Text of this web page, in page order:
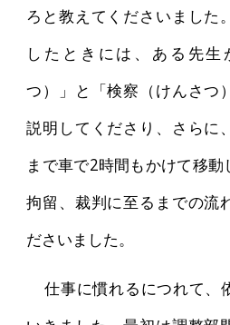
ろと教えてくださいました
したときには、ある先生
つ）」と「検察（けんさつ
説明してくださり、さらに
まで車で2時間もかけて移
拘留、裁判に至るまでの流
ださいました。
仕事に慣れるにつれて、